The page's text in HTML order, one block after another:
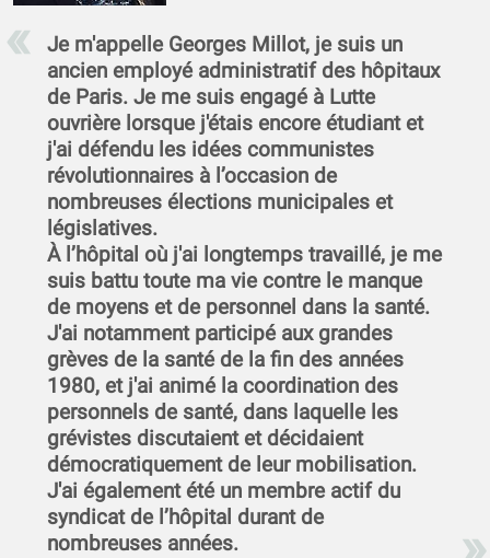
Je m'appelle Georges Millot, je suis un
ancien employé administratif des hôpitaux
de Paris. Je me suis engagé à Lutte
ouvrière lorsque j'étais encore étudiant et
j'ai défendu les idées communistes
révolutionnaires à l’occasion de
nombreuses élections municipales et
législatives.
À l’hôpital où j'ai longtemps travaillé, je me
suis battu toute ma vie contre le manque
de moyens et de personnel dans la santé.
J'ai notamment participé aux grandes
grèves de la santé de la fin des années
1980, et j'ai animé la coordination des
personnels de santé, dans laquelle les
grévistes discutaient et décidaient
démocratiquement de leur mobilisation.
J'ai également été un membre actif du
syndicat de l’hôpital durant de
nombreuses années.